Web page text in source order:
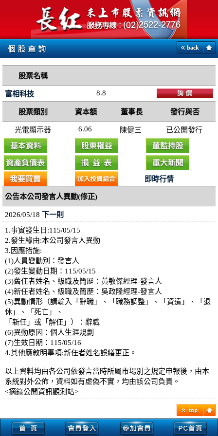
股票名稱
富相科技 8.8
股票類別 資本額 董事長 發行與否
光電顯示器 6.06 陳健三 已公開發行
即時行情
公告本公司發言人異動(修正)
2026/05/18 下一則
1.事實發生日:115/05/15
2.發生緣由:本公司發言人異動
3.因應措施:
(1)人員變動別：發言人
(2)發生變動日期：115/05/15
(3)舊任者姓名、級職及簡歷：黃敏傑經理-發言人
(4)新任者姓名、級職及簡歷：吳政隆經理-發言人
(5)異動情形（請輸入「辭職」、「職務調整」、「資遣」、「退
休」、「死亡」、
「新任」或「解任」）：辭職
(6)異動原因：個人生涯規劃
(7)生效日期：115/05/16
4.其他應敘明事項:新任者姓名誤繕更正。
以上資料均由各公司依發言當時所屬市場別之規定申報後，由本
系統對外公佈，資料如有虛偽不實，均由該公司負責。
<摘錄公開資訊觀測站>